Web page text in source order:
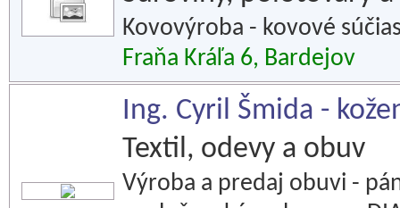
Kovovýroba - kovové
Fraňa Kráľa 6, Bardejov
Ing. Cyril Šmida -
Textil, odevy a obuv
Výroba a predaj obuvi -